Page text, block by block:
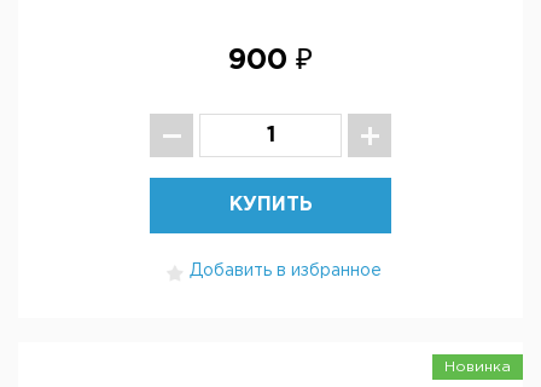
900 ₽
КУПИТЬ
Добавить в избранное
Новинка